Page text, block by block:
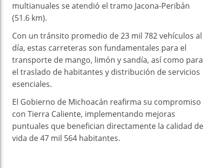
multianuales se atendió el tramo Jacona-Peribán
(51.6 km).
Con un tránsito promedio de 23 mil 782 vehículos al
día, estas carreteras son fundamentales para el
transporte de mango, limón y sandía, así como para
el traslado de habitantes y distribución de servicios
esenciales.
El Gobierno de Michoacán reafirma su compromiso
con Tierra Caliente, implementando mejoras
puntuales que benefician directamente la calidad de
vida de 47 mil 564 habitantes.